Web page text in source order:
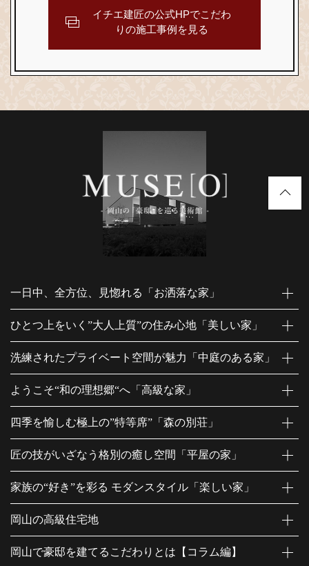
イチエ建匠の公式HPでこだわ
りの施工事例を見る
一日中、全方位、見惚れる「お洒落な家」
ひとつ上をいく”大人上質”の住み心地「美しい家」
洗練されたプライベート空間が魅力「中庭のある家」
ようこそ“和の理想郷“へ「高級な家」
四季を愉しむ極上の”特等席”「森の別荘」
匠の技がいざなう格別の癒し空間「平屋の家」
家族の“好き”を彩る モダンスタイル「楽しい家」
岡山の高級住宅地
岡山で豪邸を建てるこだわりとは【コラム編】